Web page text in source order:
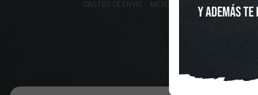
GASTOS DE ENVIO MÉTODOS DE PAGO,